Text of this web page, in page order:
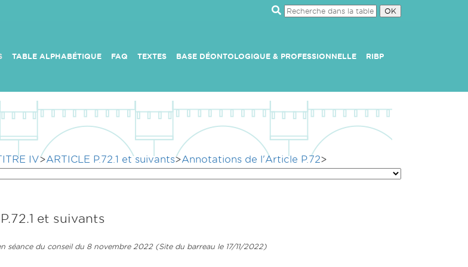
TABLE ALPHABÉTIQUE FAQ TEXTES BASE DÉONTOLOGIQUE & PROFESSIONNELLE RIBP
IV>ARTICLE P.72.1 et suivants>Annotations de l'Article P.72>
et suivants
séance du conseil du 8 novembre 2022 (Site du barreau le 17/11/2022)